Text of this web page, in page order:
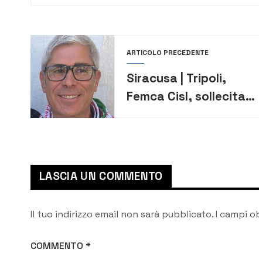
ARTICOLO PRECEDENTE
Siracusa | Tripoli,
Femca Cisl, sollecita
LASCIA UN COMMENTO
Il tuo indirizzo email non sarà pubblicato.I campi
COMMENTO *